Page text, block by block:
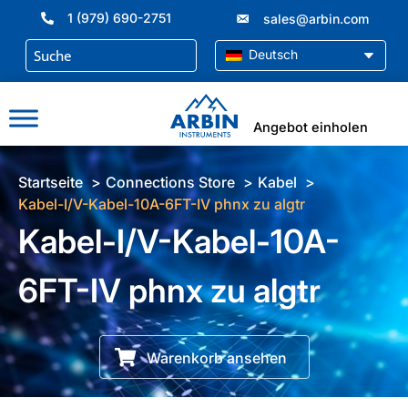
springen
1 (979) 690-2751 sales@arbin.com
Deutsch
Angebot einholen
Startseite Connections Store
Kabel
Kabel-I/V-Kabel-10A-6FT-IV phnx zu algtr
Kabel-I/V-Kabel-10A-
6FT-IV phnx zu algtr
Warenkorb ansehen